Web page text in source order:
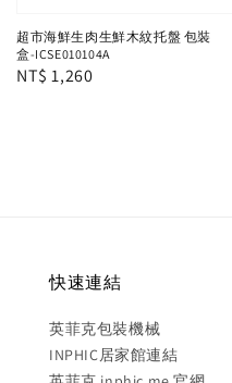
超市海鮮生肉生鮮木紋托盤 包裝
盒-ICSE010104A
Regular
NT$ 1,260
快速連結
英菲克包裝機械
INPHIC居家館連結